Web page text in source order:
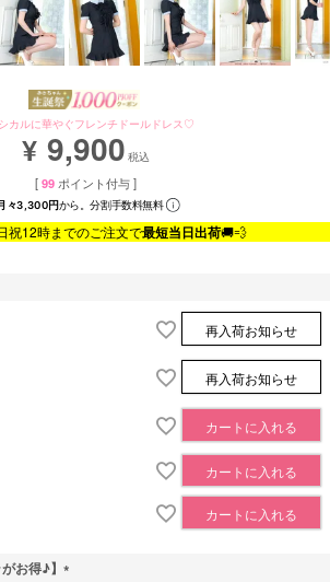
カルに華やぐフレンチドールドレス♡
¥ 9,900 税込
[ 99 ポイント付与 ]
々3,300円から。分割手数料無料
祝12時までのご注文で最短当日出荷🚚💨
再入荷お知らせ
再入荷お知らせ
カートに入れる
カートに入れる
カートに入れる
お得♪】